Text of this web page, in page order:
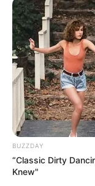
BUZZDAY
“Classic Dirty
Knew"